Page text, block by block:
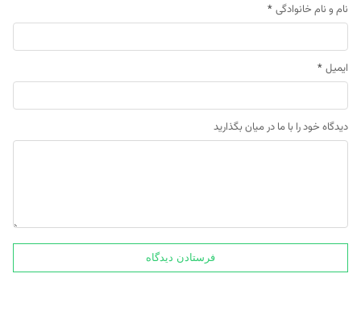
نام و نام خانوادگی *
ایمیل *
دیدگاه خود را با ما در میان بگذارید